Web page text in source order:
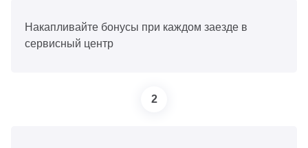
Накапливайте бонусы при каждом заезде в
сервисный центр
2